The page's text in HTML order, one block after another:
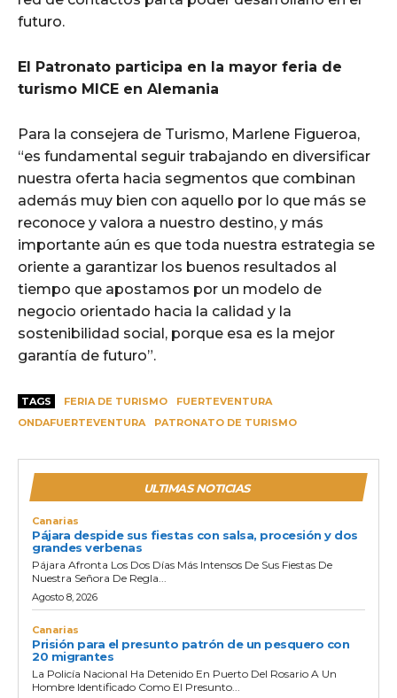
futuro.
El Patronato participa en la mayor feria de
turismo MICE en Alemania
Para la consejera de Turismo, Marlene Figueroa,
“es fundamental seguir trabajando en diversificar
nuestra oferta hacia segmentos que combinan
además muy bien con aquello por lo que más se
reconoce y valora a nuestro destino, y más
importante aún es que toda nuestra estrategia se
oriente a garantizar los buenos resultados al
tiempo que apostamos por un modelo de
negocio orientado hacia la calidad y la
sostenibilidad social, porque esa es la mejor
garantía de futuro”.
TAGS FERIA DE TURISMO
FUERTEVENTURA
ONDAFUERTEVENTURA
PATRONATO DE TURISMO
ULTIMAS NOTICIAS
Canarias
Pájara despide sus fiestas con salsa, procesión y dos
grandes verbenas
Pájara Afronta Los Dos Días Más Intensos De Sus Fiestas De
Nuestra Señora De Regla...
Agosto 8, 2026
Canarias
Prisión para el presunto patrón de un pesquero con
20 migrantes
La Policía Nacional Ha Detenido En Puerto Del Rosario A Un
Hombre Identificado Como El Presunto...